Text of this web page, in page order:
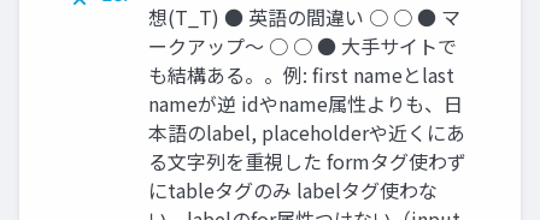
想(T_T) ● 英語の間違い ○ ○ ● マ
ークアップ〜 ○ ○ ● 大手サイトで
も結構ある。。例: first nameとlast
nameが逆 idやname属性よりも、日
本語のlabel, placeholderや近くにあ
る文字列を重視した formタグ使わず
にtableタグのみ labelタグ使わな